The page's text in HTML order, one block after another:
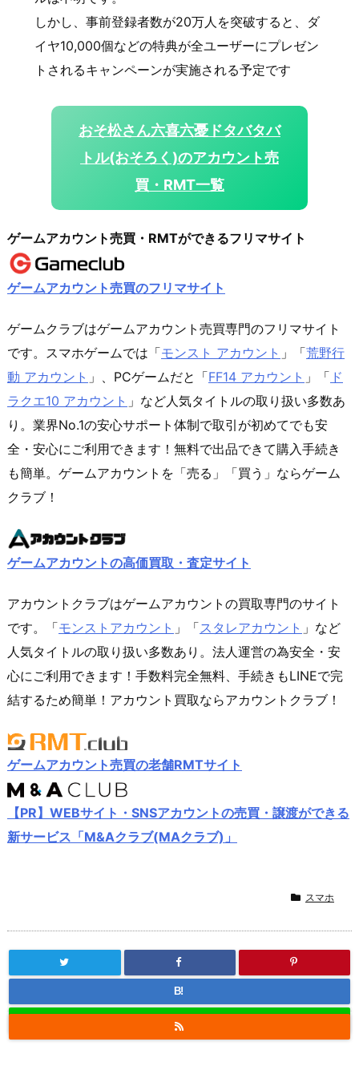
しかし、事前登録者数が20万人を突破すると、ダ
イヤ10,000個などの特典が全ユーザーにプレゼン
トされるキャンペーンが実施される予定です
おそ松さん六喜六憂ドタバタバ
トル(おそろく)のアカウント売
買・RMT一覧
ゲームアカウント売買・RMTができるフリマサイト
ゲームアカウント売買のフリマサイト
ゲームクラブはゲームアカウント売買専門のフリマサイト
です。スマホゲームでは「モンスト アカウント 」「荒野行
動 アカウント 」、PCゲームだと「FF14 アカウント 」「 ド
ラクエ10 アカウント 」など人気タイトルの取り扱い多数あ
り。業界No.1の安心サポート体制で取引が初めてでも安
全・安心にご利用できます！無料で出品できて購入手続き
も簡単。ゲームアカウントを「売る」「買う」ならゲーム
クラブ！
ゲームアカウントの高価買取・査定サイト
アカウントクラブはゲームアカウントの買取専門のサイト
です。「モンストアカウント 」「スタレアカウント 」など
人気タイトルの取り扱い多数あり。法人運営の為安全・安
心にご利用できます！手数料完全無料、手続きもLINEで完
結するため簡単！アカウント買取ならアカウントクラブ！
ゲームアカウント売買の老舗RMTサイト
【PR】WEBサイト・SNSアカウントの売買・譲渡ができる
新サービス「M&Aクラブ(MAクラブ)」
スマホ
B!